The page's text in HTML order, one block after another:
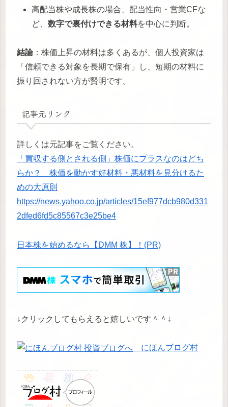
高配当株や成長株の場合、配当性向・営業CFな
ど、数字で裏付けできる材料を中心に判断。
結論：株価上昇の材料は多くあるが、個人投資家は
「信頼できる対象を長期で保有」し、短期の材料に
振り回されない方が賢明です。
記事元リンク
詳しくは元記事をご覧ください。
「買収する側とされる側」株価にプラスなのはどち
らか？ 株価を動かす好材料・悪材料を見分けるた
めの大原則
https://news.yahoo.co.jp/articles/15ef977dcb980d331
2dfed6fd5c85567c3e25be4
日本株を始めるなら【DMM 株】！(PR)
↓クリックしてもらえると嬉しいです＾＾↓
にほんブログ村